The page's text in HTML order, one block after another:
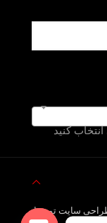
کنید
طراحی سایت توسط